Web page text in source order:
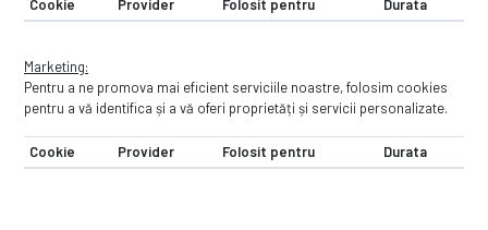
Cookie Provider Folosit pentru Durata
Marketing:
Pentru a ne promova mai eficient serviciile noastre, folosim cookies
pentru a vă identifica și a vă oferi proprietăți și servicii personalizate.
Cookie Provider Folosit pentru Durata